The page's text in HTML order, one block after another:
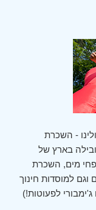
- השכרת
בארץ של
מים, השכרת
וגם למוסדות חינוך
לפעוטות!)